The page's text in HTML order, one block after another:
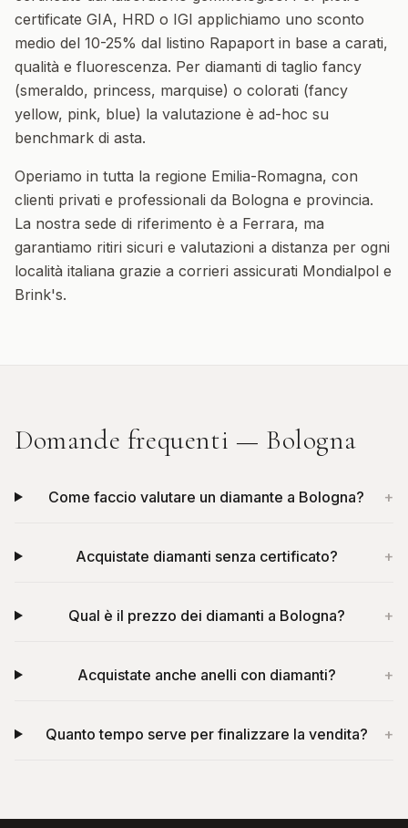
certificate GIA, HRD o IGI applichiamo uno sconto
medio del 10-25% dal listino Rapaport in base a carati,
qualità e fluorescenza. Per diamanti di taglio fancy
(smeraldo, princess, marquise) o colorati (fancy
yellow, pink, blue) la valutazione è ad-hoc su
benchmark di asta.
Operiamo in tutta la regione Emilia-Romagna, con
clienti privati e professionali da Bologna e provincia.
La nostra sede di riferimento è a Ferrara, ma
garantiamo ritiri sicuri e valutazioni a distanza per ogni
località italiana grazie a corrieri assicurati Mondialpol e
Brink's.
Domande frequenti — Bologna
Come faccio valutare un diamante a Bologna? +
Acquistate diamanti senza certificato? +
Qual è il prezzo dei diamanti a Bologna? +
Acquistate anche anelli con diamanti? +
Quanto tempo serve per finalizzare la vendita? +